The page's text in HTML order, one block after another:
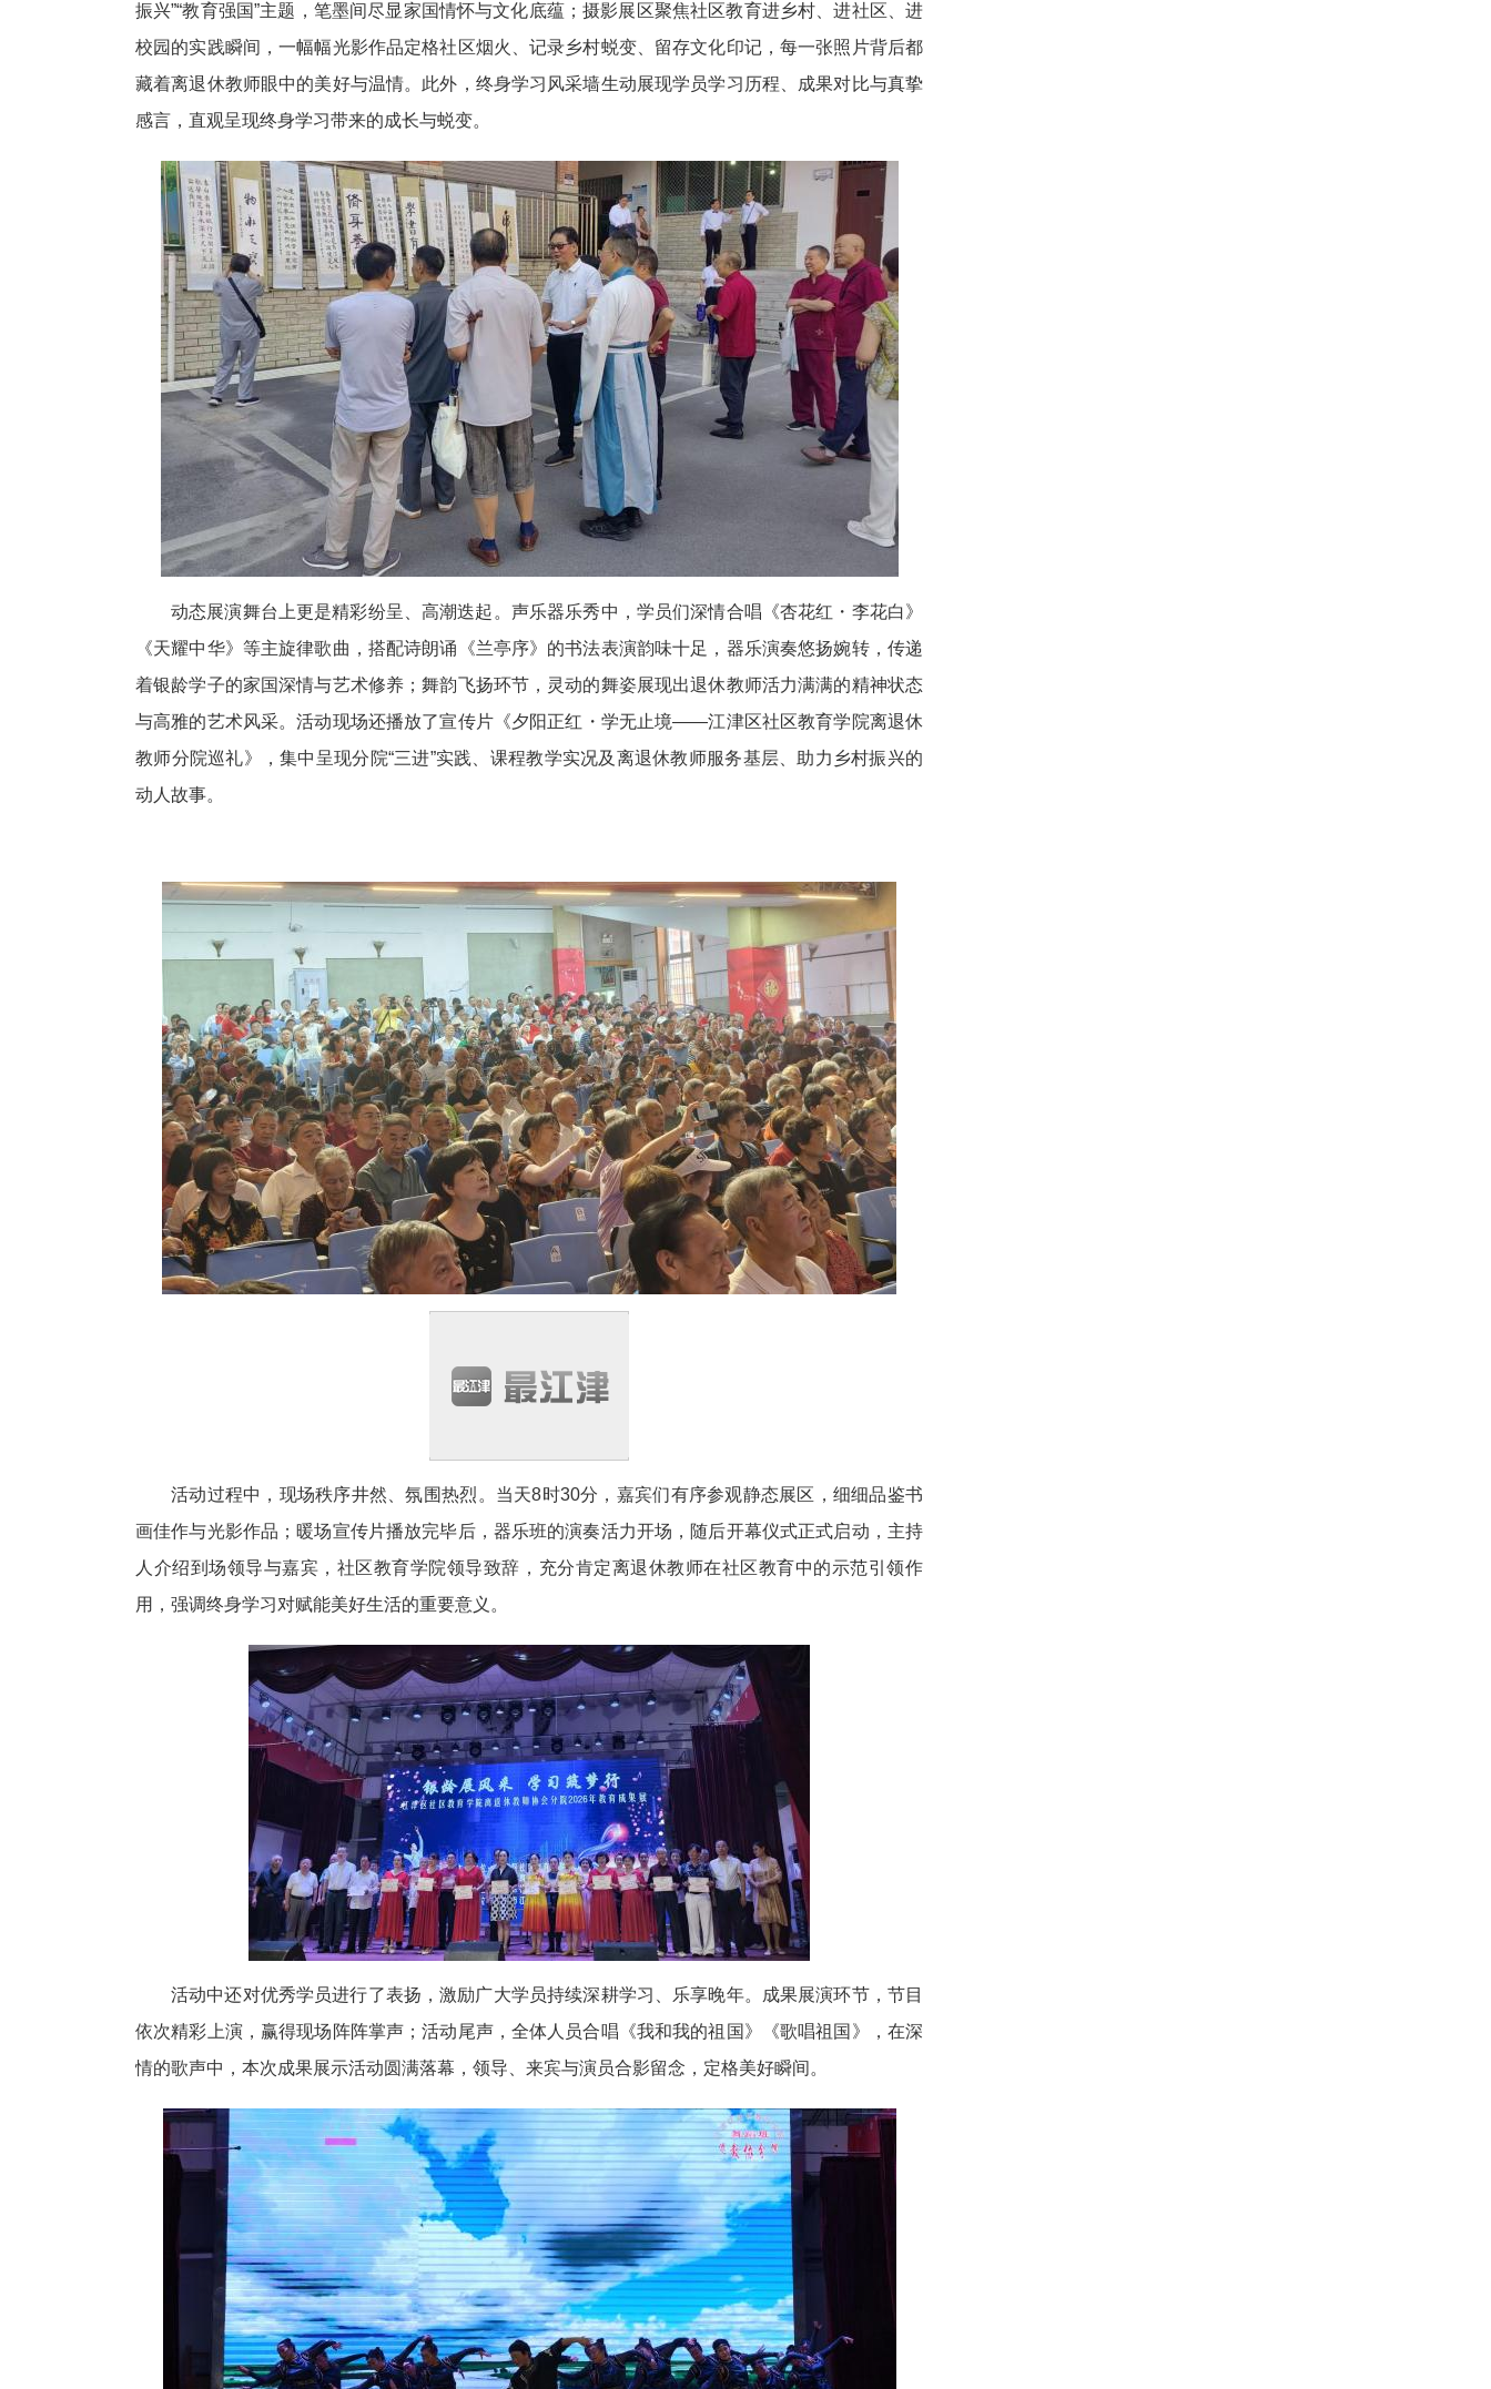
振兴”“教育强国”主题，笔墨间尽显家国情怀与文化底蕴；摄影展区聚焦社区教育进乡村、进社区、进
校园的实践瞬间，一幅幅光影作品定格社区烟火、记录乡村蜕变、留存文化印记，每一张照片背后都
藏着离退休教师眼中的美好与温情。此外，终身学习风采墙生动展现学员学习历程、成果对比与真挚
感言，直观呈现终身学习带来的成长与蜕变。
动态展演舞台上更是精彩纷呈、高潮迭起。声乐器乐秀中，学员们深情合唱《杏花红・李花白》
《天耀中华》等主旋律歌曲，搭配诗朗诵《兰亭序》的书法表演韵味十足，器乐演奏悠扬婉转，传递
着银龄学子的家国深情与艺术修养；舞韵飞扬环节，灵动的舞姿展现出退休教师活力满满的精神状态
与高雅的艺术风采。活动现场还播放了宣传片《夕阳正红・学无止境——江津区社区教育学院离退休
教师分院巡礼》，集中呈现分院“三进”实践、课程教学实况及离退休教师服务基层、助力乡村振兴的
动人故事。
活动过程中，现场秩序井然、氛围热烈。当天8时30分，嘉宾们有序参观静态展区，细细品鉴书
画佳作与光影作品；暖场宣传片播放完毕后，器乐班的演奏活力开场，随后开幕仪式正式启动，主持
人介绍到场领导与嘉宾，社区教育学院领导致辞，充分肯定离退休教师在社区教育中的示范引领作
用，强调终身学习对赋能美好生活的重要意义。
活动中还对优秀学员进行了表扬，激励广大学员持续深耕学习、乐享晚年。成果展演环节，节目
依次精彩上演，赢得现场阵阵掌声；活动尾声，全体人员合唱《我和我的祖国》《歌唱祖国》，在深
情的歌声中，本次成果展示活动圆满落幕，领导、来宾与演员合影留念，定格美好瞬间。